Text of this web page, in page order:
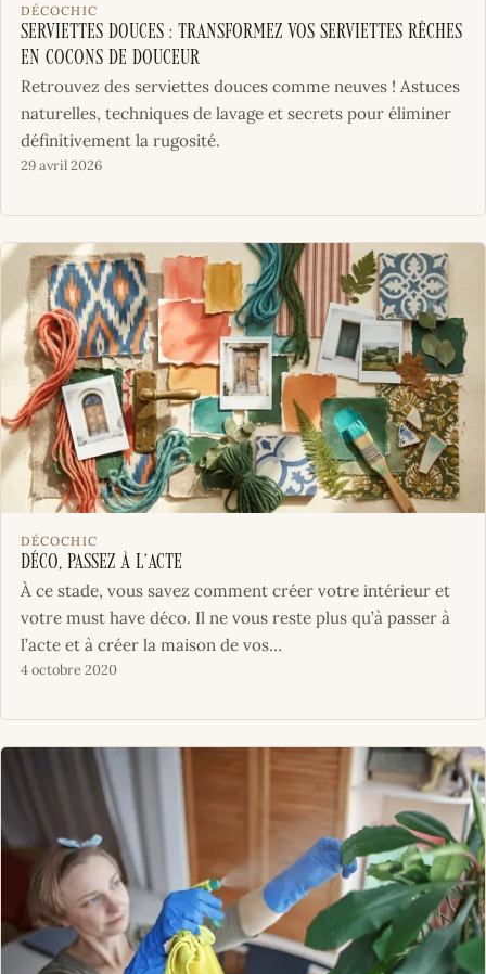
DÉCOCHIC
Serviettes douces : transformez vos serviettes rêches
en cocons de douceur
Retrouvez des serviettes douces comme neuves ! Astuces
naturelles, techniques de lavage et secrets pour éliminer
définitivement la rugosité.
29 avril 2026
DÉCOCHIC
Déco, passez à l’acte
À ce stade, vous savez comment créer votre intérieur et
votre must have déco. Il ne vous reste plus qu’à passer à
l’acte et à créer la maison de vos…
4 octobre 2020